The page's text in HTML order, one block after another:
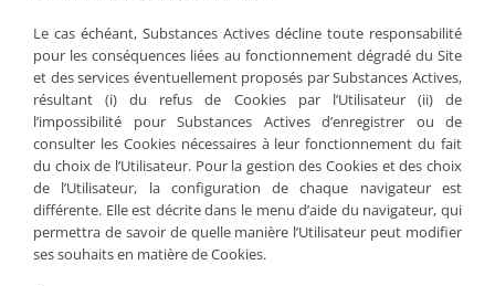
Le cas échéant, Substances Actives décline toute responsabilité
pour les conséquences liées au fonctionnement dégradé du Site
et des services éventuellement proposés par Substances Actives,
résultant (i) du refus de Cookies par l’Utilisateur (ii) de
l’impossibilité pour Substances Actives d’enregistrer ou de
consulter les Cookies nécessaires à leur fonctionnement du fait
du choix de l’Utilisateur. Pour la gestion des Cookies et des choix
de l’Utilisateur, la configuration de chaque navigateur est
différente. Elle est décrite dans le menu d’aide du navigateur, qui
permettra de savoir de quelle manière l’Utilisateur peut modifier
ses souhaits en matière de Cookies.